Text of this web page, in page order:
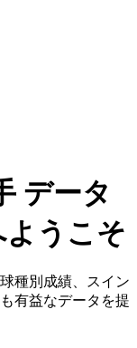
データ
うこそ
種別成績、スイン
有益なデータを提